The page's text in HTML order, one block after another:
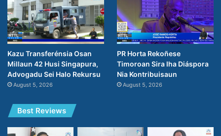
Kazu Transferénsia Osan
Millaun 42 Husi Singapura,
Advogadu Sei Halo Rekursu
August 5, 2026
PR Horta Rekoñese
Timoroan Sira Iha Diáspora
Nia Kontribuisaun
August 5, 2026
Best Reviews